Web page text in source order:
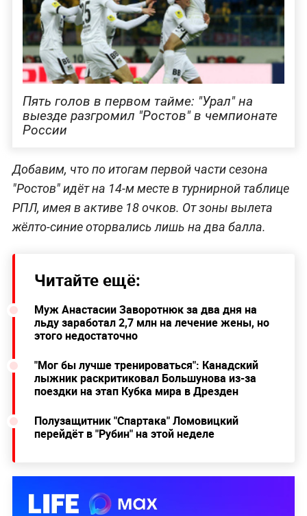
Пять голов в первом тайме: "Урал" на
выезде разгромил "Ростов" в чемпионате
России
Добавим, что по итогам первой части сезона
"Ростов" идёт на 14-м месте в турнирной таблице
РПЛ, имея в активе 18 очков. От зоны вылета
жёлто-синие оторвались лишь на два балла.
Читайте ещё:
Муж Анастасии Заворотнюк за два дня на
льду заработал 2,7 млн на лечение жены, но
этого недостаточно
"Мог бы лучше тренироваться": Канадский
лыжник раскритиковал Большунова из-за
поездки на этап Кубка мира в Дрезден
Полузащитник "Спартака" Ломовицкий
перейдёт в "Рубин" на этой неделе